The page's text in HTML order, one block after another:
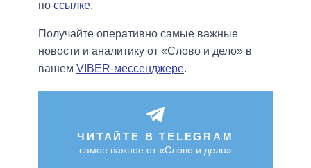
по ссылке.
Получайте оперативно самые важные
новости и аналитику от «Слово и дело» в
вашем VIBER-мессенджере.
ЧИТАЙТЕ В TELEGRAM
самое важное от «Слово и дело»